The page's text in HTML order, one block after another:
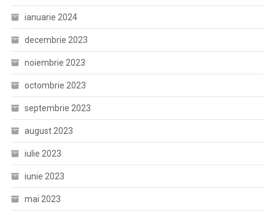
ianuarie 2024
decembrie 2023
noiembrie 2023
octombrie 2023
septembrie 2023
august 2023
iulie 2023
iunie 2023
mai 2023